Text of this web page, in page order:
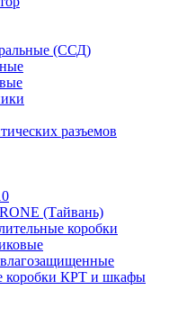
(ССД)
разъемов
(Тайвань)
коробки
коробки КРТ и шкафы